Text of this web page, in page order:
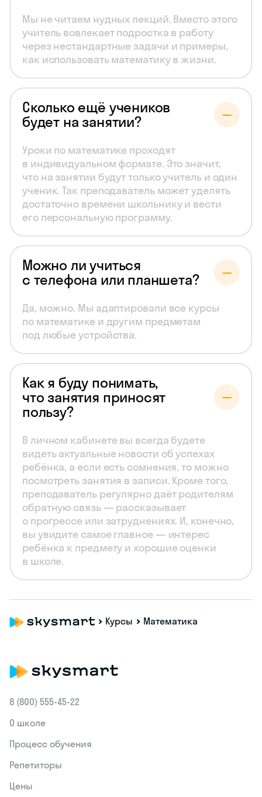
Мы не читаем нудных лекций. Вместо этого
учитель вовлекает подростка в работу
через нестандартные задачи и примеры,
как использовать математику в жизни.
Сколько ещё учеников
будет на занятии?
Уроки по математике проходят
в индивидуальном формате. Это значит,
что на занятии будут только учитель и один
ученик. Так преподаватель может уделять
достаточно времени школьнику и вести
его персональную программу.
Можно ли учиться
с телефона или планшета?
Да, можно. Мы адаптировали все курсы
по математике и другим предметам
под любые устройства.
Как я буду понимать,
что занятия приносят
пользу?
В личном кабинете вы всегда будете
видеть актуальные новости об успехах
ребёнка, а если есть сомнения, то можно
посмотреть занятия в записи. Кроме того,
преподаватель регулярно даёт родителям
обратную связь — рассказывает
о прогрессе или затруднениях. И, конечно,
вы увидите самое главное — интерес
ребёнка к предмету и хорошие оценки
в школе.
Курсы Математика
8 (800) 555‑45-22
О школе
Процесс обучения
Репетиторы
Цены